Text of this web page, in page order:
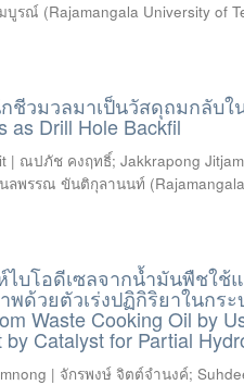
บูรณ์ (Rajamangala University of
ชีวมวลมาเป็นวัสดุถมกลับใ
as Drill Hole Backfil
| ณปภัช คงฤทธิ์;Jakkrapong
ลพรรณ ขันติกุลานนท์ (
ไบโอดีเซลจากน้ำมันพืชใ
ด้วยตัวเร่งปฏิกิริยาในกร
Waste Cooking Oil by
by Catalyst for Partial
| จักรพงษ์ จิตต์จำนงค์;